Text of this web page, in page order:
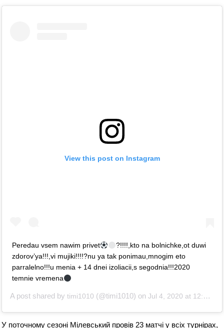
View this post on Instagram
Peredau vsem nawim privet
?!!!!,kto na bolnichke,ot duwi
zdorov’ya!!!,vi mujiki!!!!?nu ya tak ponimau,mnogim eto
parralelno!!!u menia + 14 dnei izoliacii,s segodnia!!!2020
temnie vremena
A post shared bytimi1010 (@timi1010) onJul 4, 2020 at 12:19pm PDT
У поточному сезоні Мілевський провів 23 матчі у всіх турнірах,